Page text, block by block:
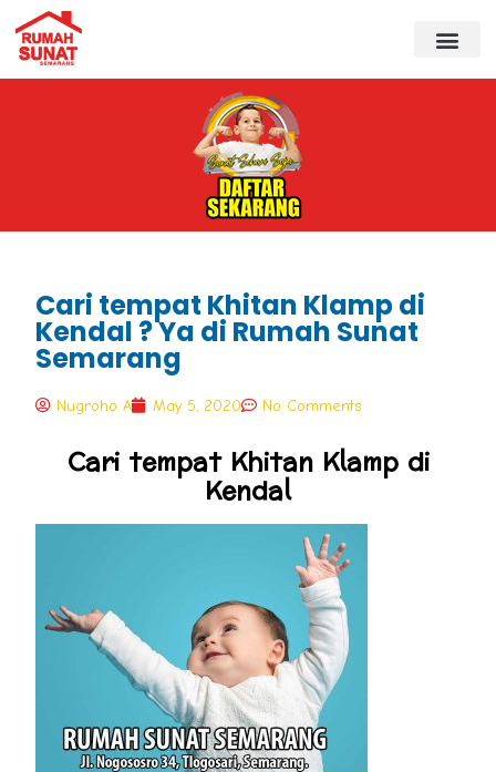
Cari tempat Khitan Klamp di
Kendal ? Ya di Rumah Sunat
Semarang
Nugroho A May 5, 2020 No Comments
Cari tempat Khitan Klamp di
Kendal